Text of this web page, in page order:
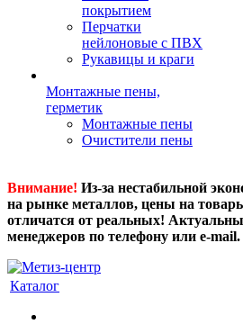
покрытием
Перчатки
нейлоновые с ПВХ
Рукавицы и краги
Монтажные пены,
герметик
Монтажные пены
Очистители пены
Внимание! Из-за нестабильной
на рынке металлов, цены на
отличатся от реальных!
менеджеров по телефону или e-mail.
Каталог